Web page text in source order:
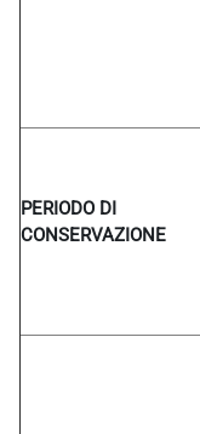
PERIODO DI
CONSERVAZIONE